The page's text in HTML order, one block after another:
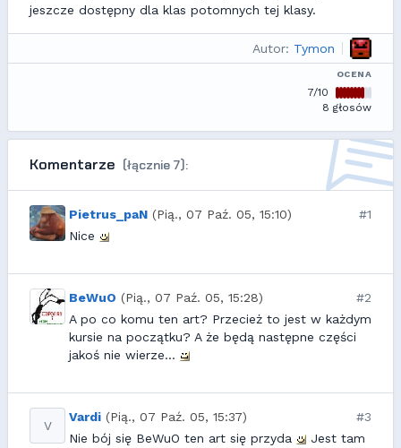
jeszcze dostępny dla klas potomnych tej klasy.
Autor: Tymon
OCENA
7/10
8 głosów
Komentarze (łącznie 7):
Pietrus_paN (Pią., 07 Paź. 05, 15:10)
#1
Nice
BeWuO (Pią., 07 Paź. 05, 15:28)
#2
A po co komu ten art? Przecież to jest w każdym
kursie na początku? A że będą następne części
jakoś nie wierze...
V
Vardi (Pią., 07 Paź. 05, 15:37)
#3
Nie bój się BeWuO ten art się przyda
Jest tam